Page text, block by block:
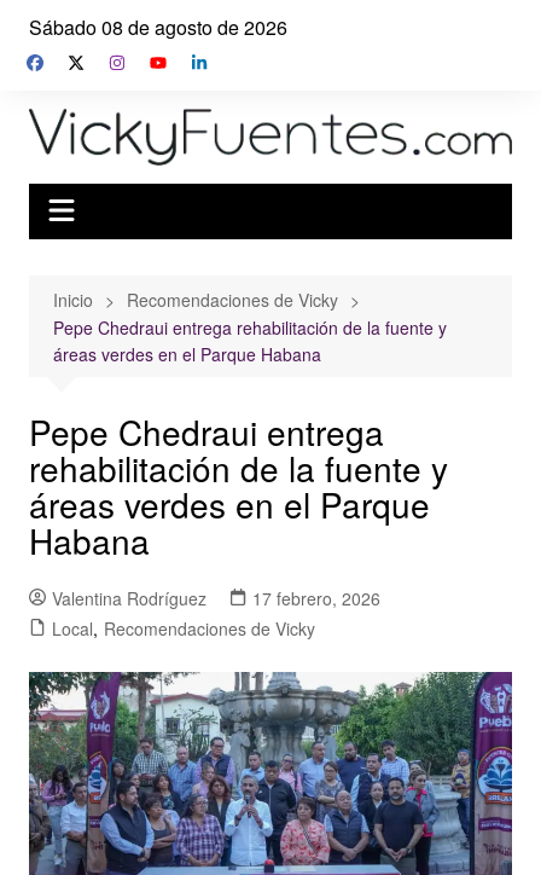
Saltar
contenido
Sábado 08 de agosto de 2026
Inicio
Recomendaciones de Vicky
Pepe Chedraui entrega rehabilitación de la fuente y
áreas verdes en el Parque Habana
Pepe Chedraui entrega
rehabilitación de la fuente y
áreas verdes en el Parque
Habana
Valentina Rodríguez
17 febrero, 2026
Local, Recomendaciones de Vicky